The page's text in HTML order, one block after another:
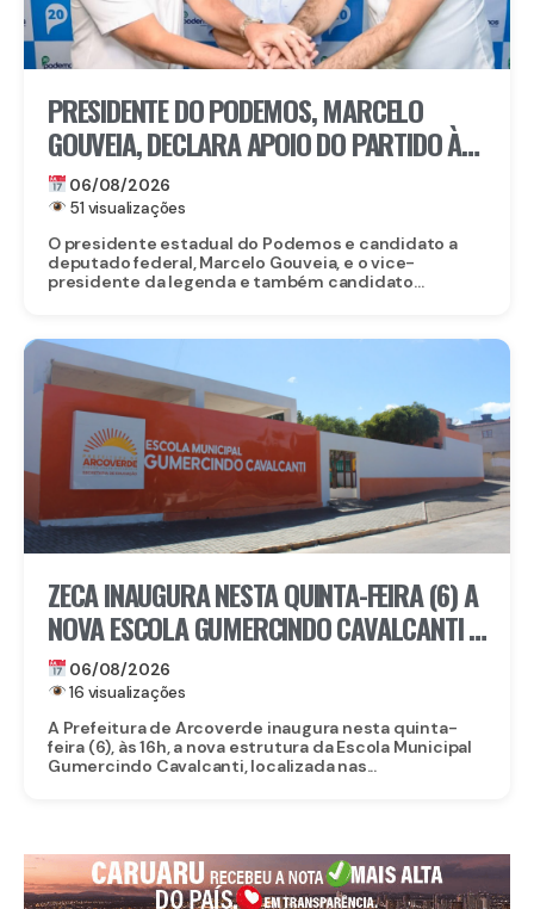
PRESIDENTE DO PODEMOS, MARCELO
GOUVEIA, DECLARA APOIO DO PARTIDO À
CANDIDATURA DE EDUARDO DA FONTE AO
SENADO
06/08/2026
51 visualizações
O presidente estadual do Podemos e candidato a
deputado federal, Marcelo Gouveia, e o vice-
presidente da legenda e também candidato...
ZECA INAUGURA NESTA QUINTA-FEIRA (6) A
NOVA ESCOLA GUMERCINDO CAVALCANTI E
AUTORIZA OBRAS DE CALÇAMENTO EM
ARCOVERDE
06/08/2026
16 visualizações
A Prefeitura de Arcoverde inaugura nesta quinta-
feira (6), às 16h, a nova estrutura da Escola Municipal
Gumercindo Cavalcanti, localizada nas...